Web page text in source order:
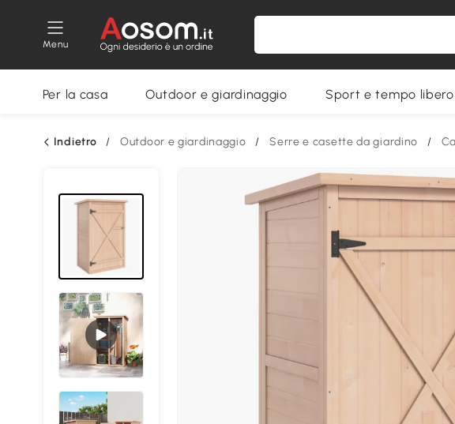
Menu
Per la casa Outdoor e giardinaggio Sport e tempo libero
Indietro / Outdoor e giardinaggio / Serre e casette da giardino /